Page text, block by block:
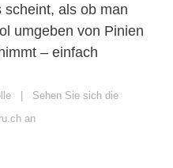
als ob man
umgeben von Pinien
– einfach
| Sehen Sie sich die
an